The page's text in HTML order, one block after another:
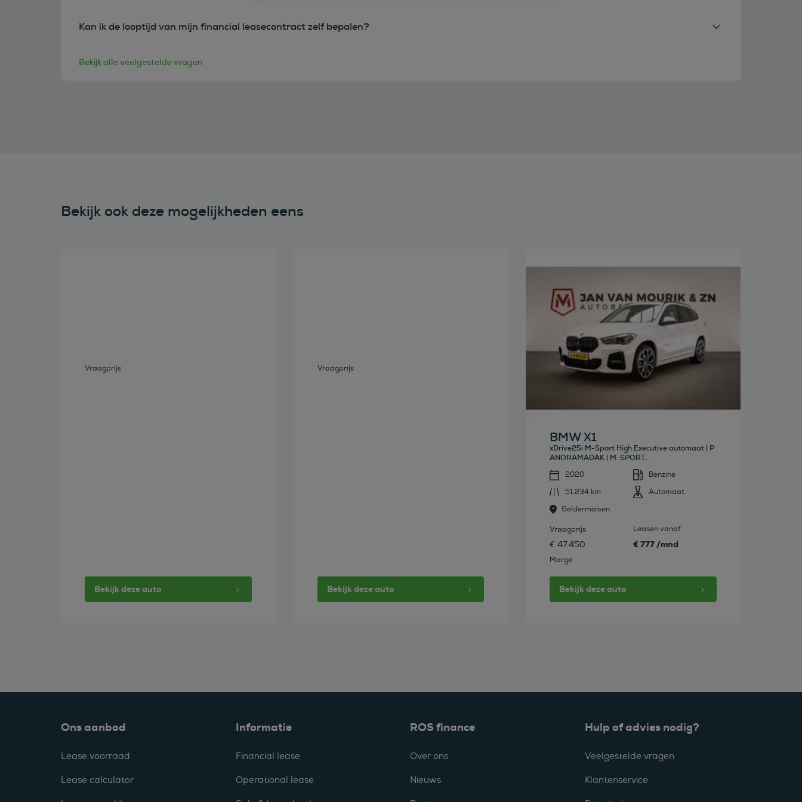
Kan ik de looptijd van mijn financial leasecontract zelf bepalen?
Bekijk alle veelgestelde vragen
Bekijk ook deze mogelijkheden eens
Vraagprijs
Bekijk deze auto
Vraagprijs
Bekijk deze auto
Bekijk deze auto
BMW X1
xDrive25i M-Sport High Executive automaat | P
ANORAMADAK | M-SPORT...
2020
Benzine
51.234 km
Automaat
Geldermalsen
Vraagprijs
€ 47.450
Marge
Leasen vanaf
€ 777 /mnd
Bekijk deze auto
Ons aanbod
Lease voorraad
Lease calculator
Informatie
Financial lease
Operational lease
ROS finance
Over ons
Nieuws
Hulp of advies nodig?
Veelgestelde vragen
Klantenservice